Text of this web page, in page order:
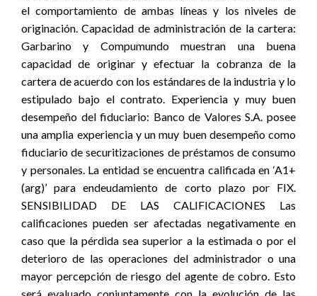
el comportamiento de ambas líneas y los niveles de
originación. Capacidad de administración de la cartera:
Garbarino y Compumundo muestran una buena
capacidad de originar y efectuar la cobranza de la
cartera de acuerdo con los estándares de la industria y lo
estipulado bajo el contrato. Experiencia y muy buen
desempeño del fiduciario: Banco de Valores S.A. posee
una amplia experiencia y un muy buen desempeño como
fiduciario de securitizaciones de préstamos de consumo
y personales. La entidad se encuentra calificada en ‘A1+
(arg)’ para endeudamiento de corto plazo por FIX.
SENSIBILIDAD DE LAS CALIFICACIONES Las
calificaciones pueden ser afectadas negativamente en
caso que la pérdida sea superior a la estimada o por el
deterioro de las operaciones del administrador o una
mayor percepción de riesgo del agente de cobro. Esto